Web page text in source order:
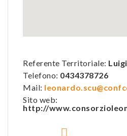
Referente Territoriale:
Telefono: 0434378726
Mail:
Sito web:
http://